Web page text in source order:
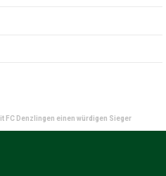
FC Denzlingen einen würdigen Sieger